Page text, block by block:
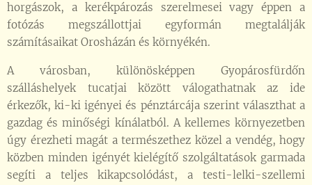
horgászok, a kerékpározás szerelmesei vagy éppen a
fotózás megszállottjai egyformán megtalálják
számításaikat Orosházán és környékén.
A városban, különösképpen Gyopárosfürdőn
szálláshelyek tucatjai között válogathatnak az ide
érkezők, ki-ki igényei és pénztárcája szerint választhat a
gazdag és minőségi kínálatból. A kellemes környezetben
úgy érezheti magát a természethez közel a vendég, hogy
közben minden igényét kielégítő szolgáltatások garmada
segíti a teljes kikapcsolódást, a testi-lelki-szellemi